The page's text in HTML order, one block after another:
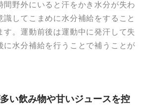
間野外にいると汗をかき水分が失わ
識してこまめに水分補給をすること
す。運動前後は運動中に発汗して失
に水分補給を行うことで補うことが
い飲み物や甘いジュースを控